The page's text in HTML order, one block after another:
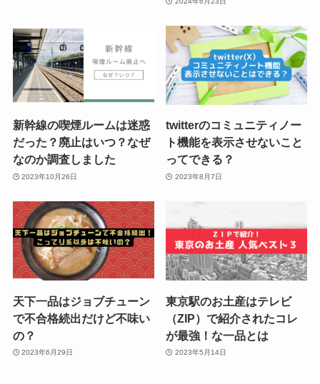
新幹線の喫煙ルームは迷惑
だった？廃止はいつ？なぜ
なのか調査しました
2023年10月26日
twitterのコミュニティノー
ト機能を表示させないこと
ってできる？
2023年8月7日
天下一品はジョブチューン
で不合格続出だけど不味い
の？
2023年6月29日
東京駅のお土産はテレビ
（ZIP）で紹介されたコレ
が最強！な一品とは
2023年5月14日